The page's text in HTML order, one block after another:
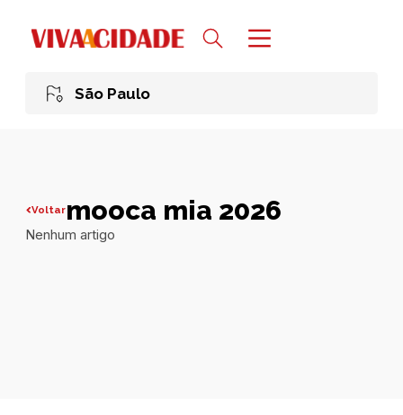
São Paulo
Voltarmooca mia 2026
Nenhum artigo